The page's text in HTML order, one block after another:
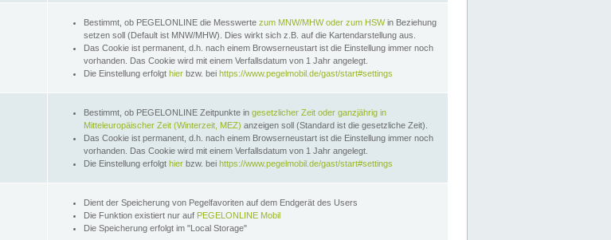
Bestimmt, ob PEGELONLINE die Messwerte zum MNW/MHW oder zum HSWin Beziehung
setzen soll (Default ist MNW/MHW). Dies wirkt sich z.B. auf die Kartendarstellung aus.
Das Cookie ist permanent, d.h. nach einem Browserneustart ist die Einstellung immer noch
vorhanden. Das Cookie wird mit einem Verfallsdatum von 1 Jahr angelegt.
Die Einstellung erfolgt hier bzw. bei https://www.pegelmobil.de/gast/start#settings
Bestimmt, ob PEGELONLINE Zeitpunkte in gesetzlicher Zeit oder ganzjährig in
Mitteleuropäischer Zeit (Winterzeit, MEZ) anzeigen soll (Standard ist die gesetzliche Zeit).
Das Cookie ist permanent, d.h. nach einem Browserneustart ist die Einstellung immer noch
vorhanden. Das Cookie wird mit einem Verfallsdatum von 1 Jahr angelegt.
Die Einstellung erfolgt hier bzw. bei https://www.pegelmobil.de/gast/start#settings
Dient der Speicherung von Pegelfavoriten auf dem Endgerät des Users
Die Funktion existiert nur auf PEGELONLINE Mobil
Die Speicherung erfolgt im "Local Storage"